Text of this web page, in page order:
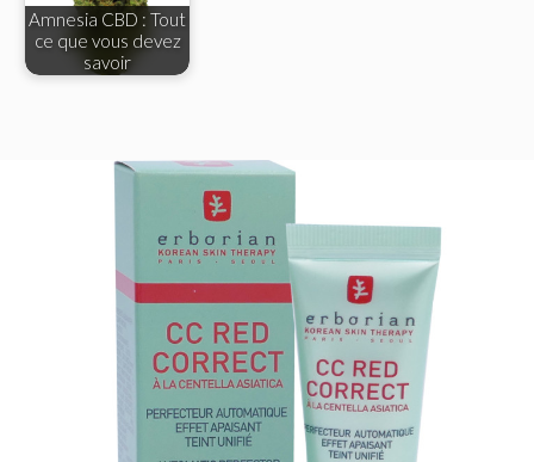
Amnesia CBD : Tout
ce que vous devez
savoir